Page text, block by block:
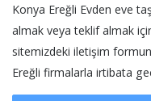
Konya Ereğli Evden eve
almak veya teklif almak
sitemizdeki iletişim
Ereğli firmalarla irtibata